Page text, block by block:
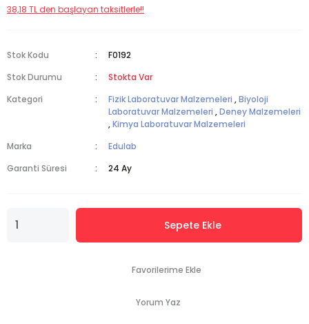
38,18 TL den başlayan taksitlerle!!
Stok Kodu
F0192
Stok Durumu
Stokta Var
Kategori
Fizik Laboratuvar Malzemeleri ,Biyoloji
Laboratuvar Malzemeleri ,Deney Malzemeleri
,Kimya Laboratuvar Malzemeleri
Marka
Edulab
Garanti Süresi
24 Ay
Sepete Ekle
Yorum Yaz